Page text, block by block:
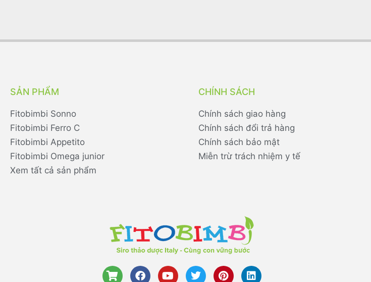
SẢN PHẨM
Fitobimbi Sonno
Fitobimbi Ferro C
Fitobimbi Appetito
Fitobimbi Omega junior
Xem tất cả sản phẩm
CHÍNH SÁCH
Chính sách giao hàng
Chính sách đổi trả hàng
Chính sách bảo mật
Miễn trừ trách nhiệm y tế